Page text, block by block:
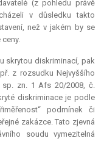
(z pohledu právě
v důsledku takto
než v jakém by se
skrytou diskriminací, pak
z rozsudku Nejvyššího
zn. 1 Afs 20/2008, č.
diskriminace je podle
podmínek či
zakázce. Tato zjevná
soudu vymezitelná